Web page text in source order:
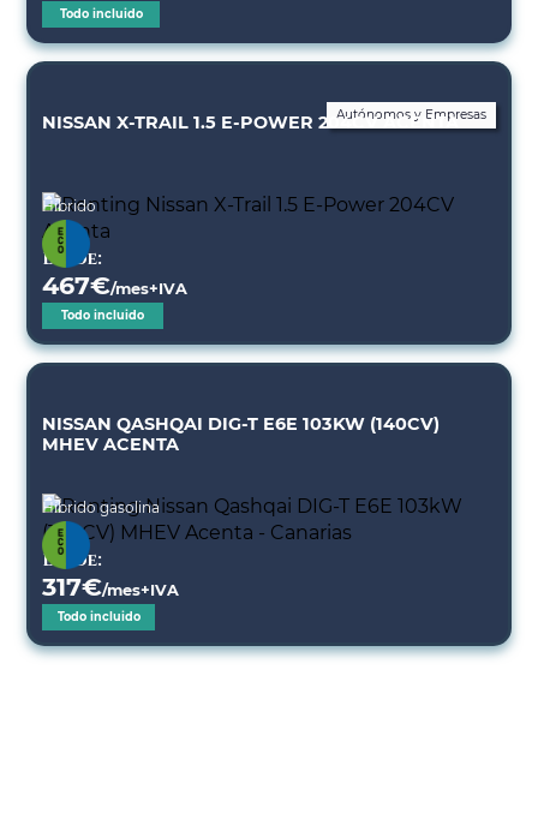
Autónomos y Empresas
Todo incluido
NISSAN X-TRAIL 1.5 E-POWER 204CV ACENTA
Híbrido
Desde:
467€/mes+IVA
Todo incluido
NISSAN QASHQAI DIG-T E6E 103KW (140CV)
MHEV ACENTA
Híbrido gasolina
Desde:
317€/mes+IVA
Todo incluido